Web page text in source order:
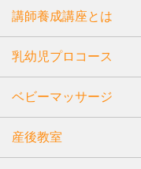
講師養成講座とは
乳幼児プロコース
ベビーマッサージ
産後教室